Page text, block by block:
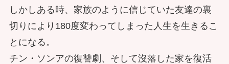
しかしある時、家族のように信じていた友達の裏
切りにより180度変わってしまった人生を生きるこ
とになる。
チン・ソンアの復讐劇、そして沒落した家を復活